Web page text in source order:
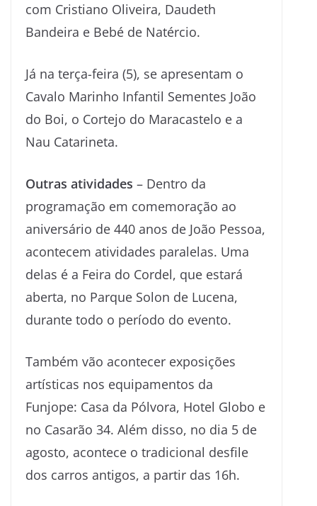
com Cristiano Oliveira, Daudeth
Bandeira e Bebé de Natércio.
Já na terça-feira (5), se apresentam o
Cavalo Marinho Infantil Sementes João
do Boi, o Cortejo do Maracastelo e a
Nau Catarineta.
Outras atividades – Dentro da
programação em comemoração ao
aniversário de 440 anos de João Pessoa,
acontecem atividades paralelas. Uma
delas é a Feira do Cordel, que estará
aberta, no Parque Solon de Lucena,
durante todo o período do evento.
Também vão acontecer exposições
artísticas nos equipamentos da
Funjope: Casa da Pólvora, Hotel Globo e
no Casarão 34. Além disso, no dia 5 de
agosto, acontece o tradicional desfile
dos carros antigos, a partir das 16h.